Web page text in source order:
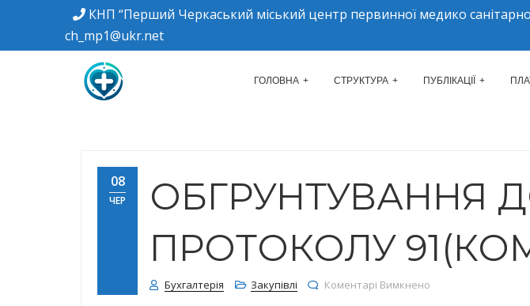
КНП “Перший Черкаський міський центр первинної медико
ch_mp1@ukr.net
КНП "ПЕРШИЙ ЧЕРКАСЬКИЙ
ГОЛОВНА СТРУКТУРА ПУБЛІКАЦІЇ
08
ЧЕР
ОБГРУНТУВАННЯ
ПРОТОКОЛУ
Бухгалтерія Закупівлі Коментарі Вимкнено